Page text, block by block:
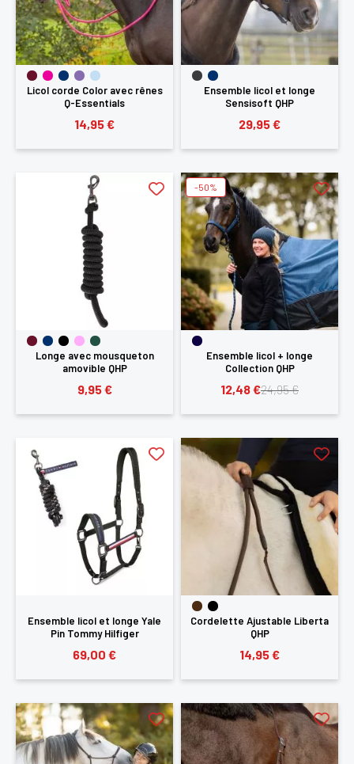
Licol corde Color avec rênes
Q-Essentials
14,95 €
Ensemble licol et longe
Sensisoft QHP
29,95 €
Longe avec mousqueton
amovible QHP
9,95 €
Ensemble licol + longe
Collection QHP
24,95 €
12,48 €
-50%
Ensemble licol et longe Yale
Pin Tommy Hilfiger
69,00 €
Cordelette Ajustable Liberta
QHP
14,95 €
ANNULER SE
CONNECTER